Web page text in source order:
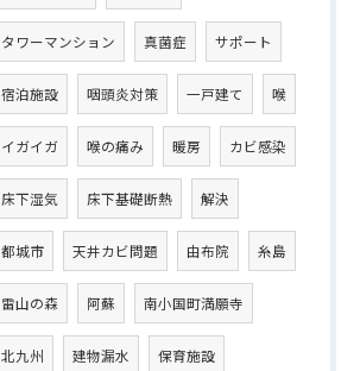
タワーマンション 真菌症 サポート
宿泊施設 咽頭炎対策 一戸建て 喉
イガイガ 喉の痛み 暖房 カビ感染
床下湿気 床下基礎断熱 解決
都城市 天井カビ問題 由布院 糸島
雷山の森 阿蘇 南小国町満願寺
北九州 建物漏水 保育施設